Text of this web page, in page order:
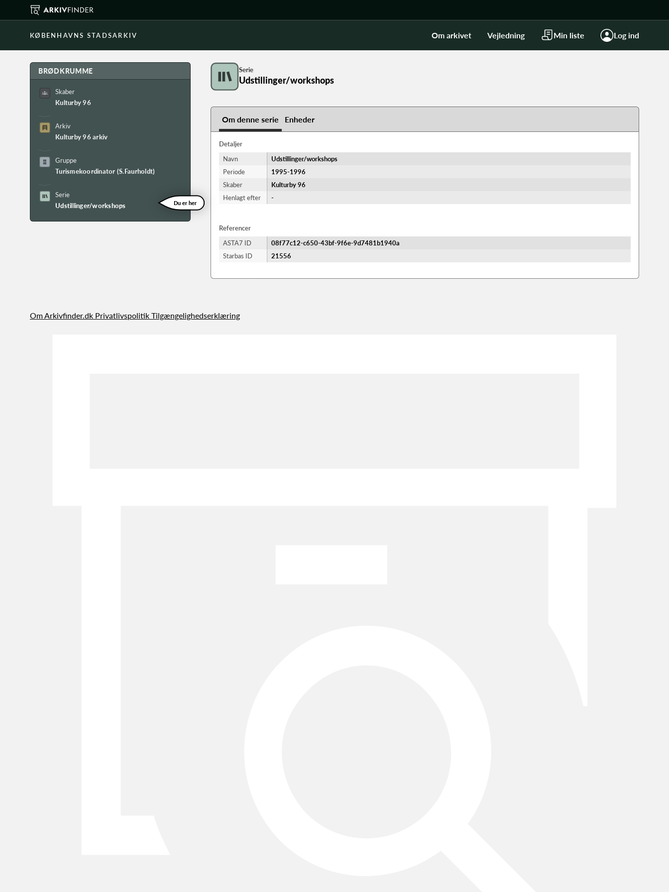
KØBENHAVNS STADSARKIV Om arkivet Vejledning Min liste Log ind
BRØDKRUMME
Skaber
Kulturby 96
Arkiv
Kulturby 96 arkiv
Gruppe
Turismekoordinator (S.Faurholdt)
Serie
Udstillinger/workshops
Du er her
Serie
Udstillinger/workshops
Om denne serie Enheder
Detaljer
Navn
Udstillinger/workshops
Periode
1995-​1996
Skaber
Kulturby 96
Henlagt efter
-
Referencer
ASTA7 ID
08f77c12-c650-43bf-9f6e-9d7481b1940a
Starbas ID
21556
Om Arkivfinder.dk Privatlivspolitik Tilgængelighedserklæring